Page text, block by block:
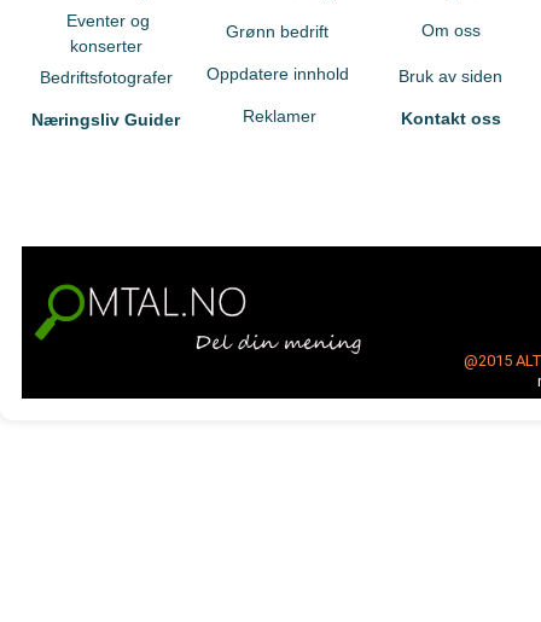
Eventer og
konserter
Bedriftsfotografer
Næringsliv Guider
Grønn bedrift
Oppdatere innhold
Reklamer
Om oss
Bruk av siden
Kontakt oss
@2015